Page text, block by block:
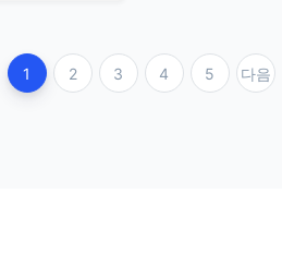
1 2 3 4 5 다음